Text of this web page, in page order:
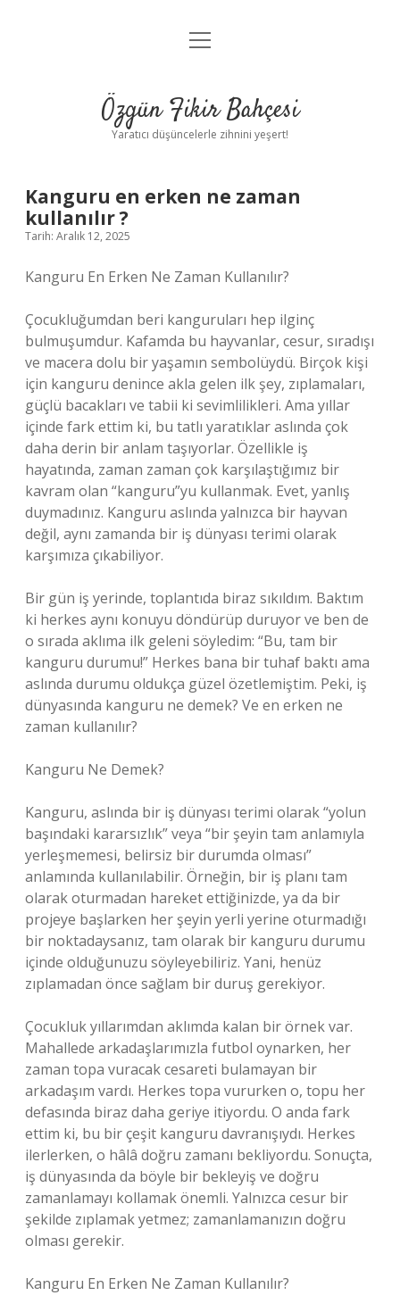
Anasayfa
Yasal Uyarı
menüyü
Özgün Fikir Bahçesi
Yaratıcı düşüncelerle zihnini yeşert!
Kanguru en erken ne zaman
kullanılır ?
Tarih: Aralık 12, 2025
Kanguru En Erken Ne Zaman Kullanılır?
Çocukluğumdan beri kanguruları hep ilginç
bulmuşumdur. Kafamda bu hayvanlar, cesur, sıradışı
ve macera dolu bir yaşamın sembolüydü. Birçok kişi
için kanguru denince akla gelen ilk şey, zıplamaları,
güçlü bacakları ve tabii ki sevimlilikleri. Ama yıllar
içinde fark ettim ki, bu tatlı yaratıklar aslında çok
daha derin bir anlam taşıyorlar. Özellikle iş
hayatında, zaman zaman çok karşılaştığımız bir
kavram olan “kanguru”yu kullanmak. Evet, yanlış
duymadınız. Kanguru aslında yalnızca bir hayvan
değil, aynı zamanda bir iş dünyası terimi olarak
karşımıza çıkabiliyor.
Bir gün iş yerinde, toplantıda biraz sıkıldım. Baktım
ki herkes aynı konuyu döndürüp duruyor ve ben de
o sırada aklıma ilk geleni söyledim: “Bu, tam bir
kanguru durumu!” Herkes bana bir tuhaf baktı ama
aslında durumu oldukça güzel özetlemiştim. Peki, iş
dünyasında kanguru ne demek? Ve en erken ne
zaman kullanılır?
Kanguru Ne Demek?
Kanguru, aslında bir iş dünyası terimi olarak “yolun
başındaki kararsızlık” veya “bir şeyin tam anlamıyla
yerleşmemesi, belirsiz bir durumda olması”
anlamında kullanılabilir. Örneğin, bir iş planı tam
olarak oturmadan hareket ettiğinizde, ya da bir
projeye başlarken her şeyin yerli yerine oturmadığı
bir noktadaysanız, tam olarak bir kanguru durumu
içinde olduğunuzu söyleyebiliriz. Yani, henüz
zıplamadan önce sağlam bir duruş gerekiyor.
Çocukluk yıllarımdan aklımda kalan bir örnek var.
Mahallede arkadaşlarımızla futbol oynarken, her
zaman topa vuracak cesareti bulamayan bir
arkadaşım vardı. Herkes topa vururken o, topu her
defasında biraz daha geriye itiyordu. O anda fark
ettim ki, bu bir çeşit kanguru davranışıydı. Herkes
ilerlerken, o hâlâ doğru zamanı bekliyordu. Sonuçta,
iş dünyasında da böyle bir bekleyiş ve doğru
zamanlamayı kollamak önemli. Yalnızca cesur bir
şekilde zıplamak yetmez; zamanlamanızın doğru
olması gerekir.
Kanguru En Erken Ne Zaman Kullanılır?